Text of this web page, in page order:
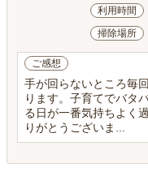
利用時間
掃除場所
ご感想
手が回らないところ毎
ります。子育てでバタ
る日が一番気持ちよく
りがとうございま...